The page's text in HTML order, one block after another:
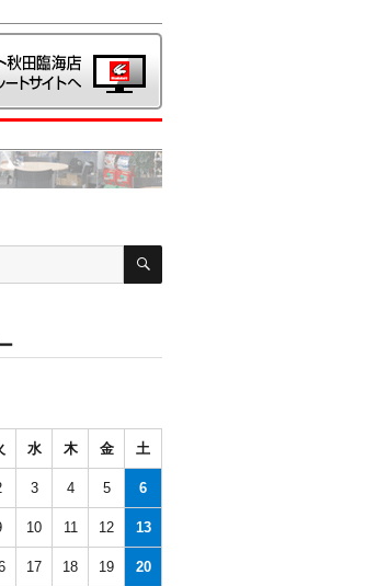
検
水 木 金 土
3 4 5 6
10 11 12 13
17 18 19 20